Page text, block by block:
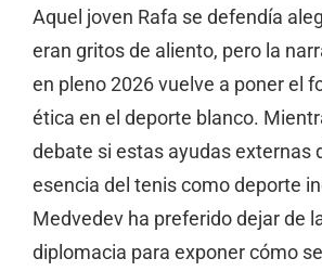
Aquel joven Rafa se defendía
eran gritos de aliento, pero la
en pleno 2026 vuelve a poner el
ética en el deporte blanco.
debate si estas ayudas externas
esencia del tenis como deporte
Medvedev ha preferido dejar de
diplomacia para exponer cómo